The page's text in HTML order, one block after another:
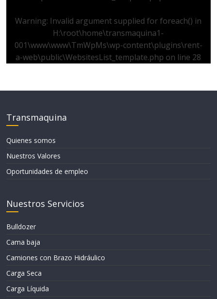
Warning: Invalid argument supplied for foreach() in
H:\root\home\transmaquina1-
001\www\www\TmWpMs\wp-content\plugins\rent-
a-web\public\WebsitesList_template.php on line 28
Transmaquina
Quienes somos
Nuestros Valores
Oportunidades de empleo
Nuestros Servicios
Bulldozer
Cama baja
Camiones con Brazo Hidráulico
Carga Seca
Carga Líquida